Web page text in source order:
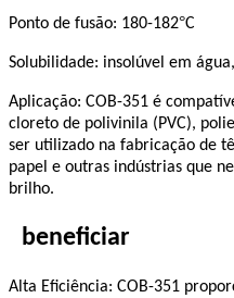
Ponto de fusão: 180-182°C
Solubilidade: insolúvel em
Aplicação: COB-351 é
cloreto de polivinila (PVC),
ser utilizado na fabricação de
papel e outras indústrias que
brilho.
beneficiar
Alta Eficiência: COB-351